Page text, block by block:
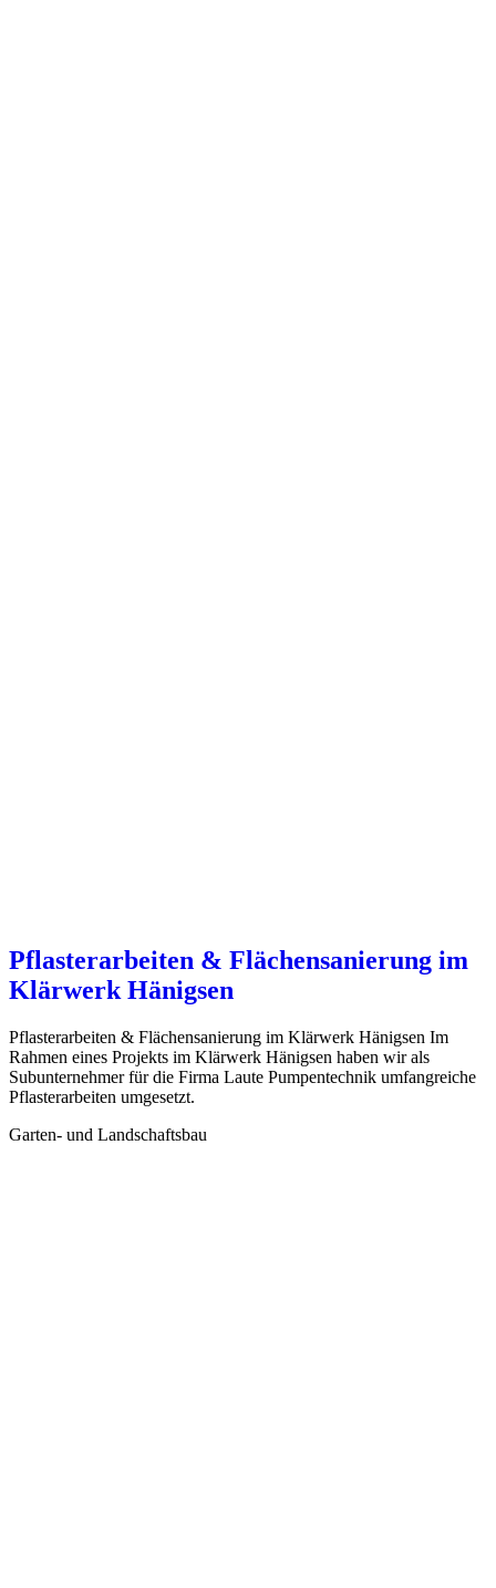
Pflasterarbeiten & Flächensanierung im
Klärwerk Hänigsen
Pflasterarbeiten & Flächensanierung im Klärwerk Hänigsen Im
Rahmen eines Projekts im Klärwerk Hänigsen haben wir als
Subunternehmer für die Firma Laute Pumpentechnik umfangreiche
Pflasterarbeiten umgesetzt.
Garten- und Landschaftsbau